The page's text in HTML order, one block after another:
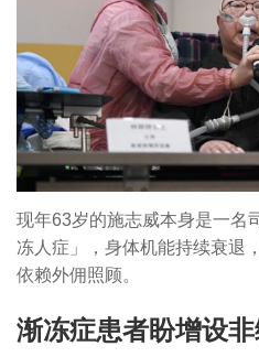
现年63岁的施志威本身是一名
冻人症」，身体机能持续衰退
依赖外佣照顾。
渐冻症患者盼增设